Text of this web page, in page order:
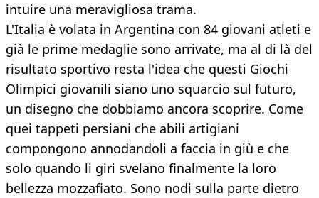
intuire una meravigliosa trama.
L'Italia è volata in Argentina con 84 giovani atleti e
già le prime medaglie sono arrivate, ma al di là del
risultato sportivo resta l'idea che questi Giochi
Olimpici giovanili siano uno squarcio sul futuro,
un disegno che dobbiamo ancora scoprire. Come
quei tappeti persiani che abili artigiani
compongono annodandoli a faccia in giù e che
solo quando li giri svelano finalmente la loro
bellezza mozzafiato. Sono nodi sulla parte dietro